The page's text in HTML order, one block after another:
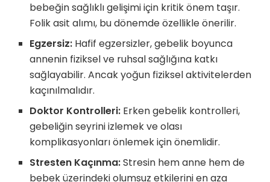
bebeğin sağlıklı gelişimi için kritik önem taşır.
Folik asit alımı, bu dönemde özellikle önerilir.
Egzersiz: Hafif egzersizler, gebelik boyunca
annenin fiziksel ve ruhsal sağlığına katkı
sağlayabilir. Ancak yoğun fiziksel aktivitelerden
kaçınılmalıdır.
Doktor Kontrolleri: Erken gebelik kontrolleri,
gebeliğin seyrini izlemek ve olası
komplikasyonları önlemek için önemlidir.
Stresten Kaçınma:Stresin hem anne hem de
bebek üzerindeki olumsuz etkilerini en aza